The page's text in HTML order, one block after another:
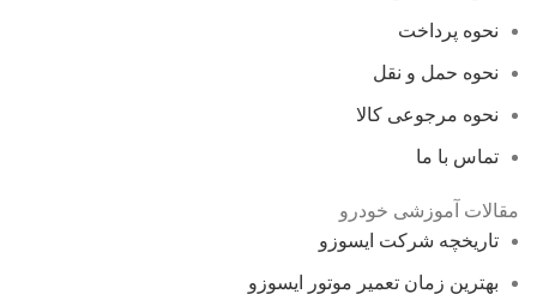
نحوه پرداخت
نحوه حمل و نقل
نحوه مرجوعی کالا
تماس با ما
مقالات آموزشی خودرو
تاریخچه شرکت ایسوزو
بهترین زمان تعمیر موتور ایسوزو